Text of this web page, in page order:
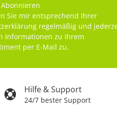
Hilfe & Support
24/7 bester Support
Sie mir entsprechend Ihrer
regelmäßig und
Informationen zu Ihrem
per E-Mail zu.